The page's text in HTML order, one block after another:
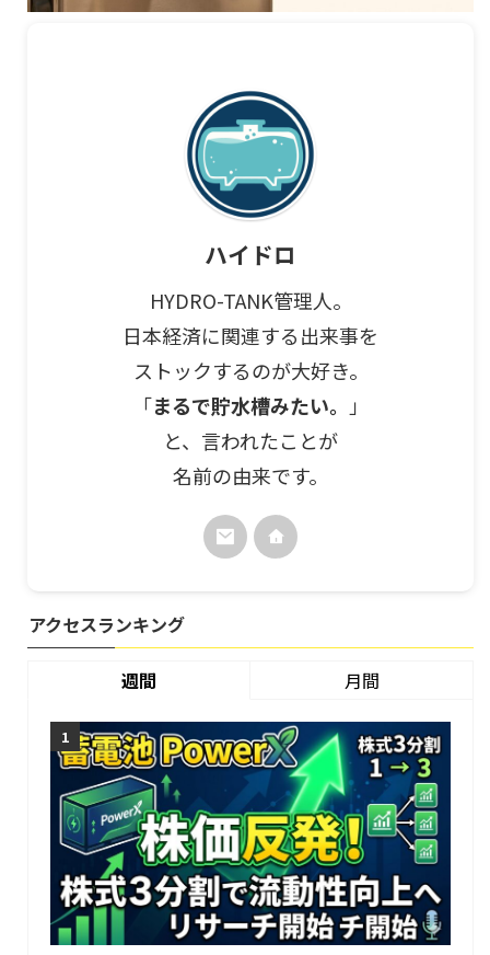
ハイドロ
HYDRO-TANK管理人。
日本経済に関連する出来事を
ストックするのが大好き。
「まるで貯水槽みたい。
」
と、言われたことが
名前の由来です。
アクセスランキング
週間 月間